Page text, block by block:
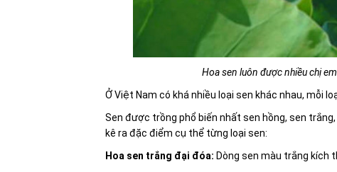
Hoa sen luôn được nhiều chị
Ở Việt Nam có khá nhiều loại sen khác nhau, mỗi
Sen được trồng phổ biến nhất sen hồng, sen
kê ra đặc điểm cụ thể từng loại sen:
Hoa sen trắng đại đóa: Dòng sen màu trắng kích